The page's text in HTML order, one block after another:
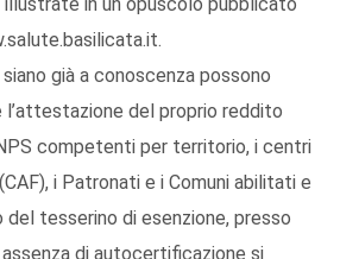
in un opuscolo pubblicato
già a conoscenza possono
del proprio reddito
competenti per territorio, i centri
i Patronati e i Comuni abilitati e
tesserino di esenzione, presso
assenza di autocertificazione si